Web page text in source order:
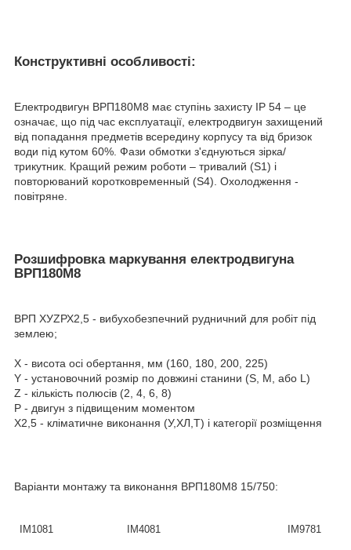
Конструктивні особливості:
Електродвигун ВРП180М8 має ступінь захисту IP 54 – це
означає, що під час експлуатації, електродвигун захищений
від попадання предметів всередину корпусу та від бризок
води під кутом 60%. Фази обмотки з'єднуються зірка/
трикутник. Кращий режим роботи – тривалий (S1) і
повторюваний коротковременный (S4). Охолодження -
повітряне.
Розшифровка маркування електродвигуна
ВРП180М8
ВРП ХУZРХ2,5 - вибухобезпечний рудничний для робіт під
землею;
Х - висота осі обертання, мм (160, 180, 200, 225)
Y - установочний розмір по довжині станини (S, М, або L)
Z - кількість полюсів (2, 4, 6, 8)
Р - двигун з підвищеним моментом
Х2,5 - кліматичне виконання (У,ХЛ,Т) і категорії розміщення
Варіанти монтажу та виконання ВРП180М8 15/750:
IM1081 IM4081 IM9781